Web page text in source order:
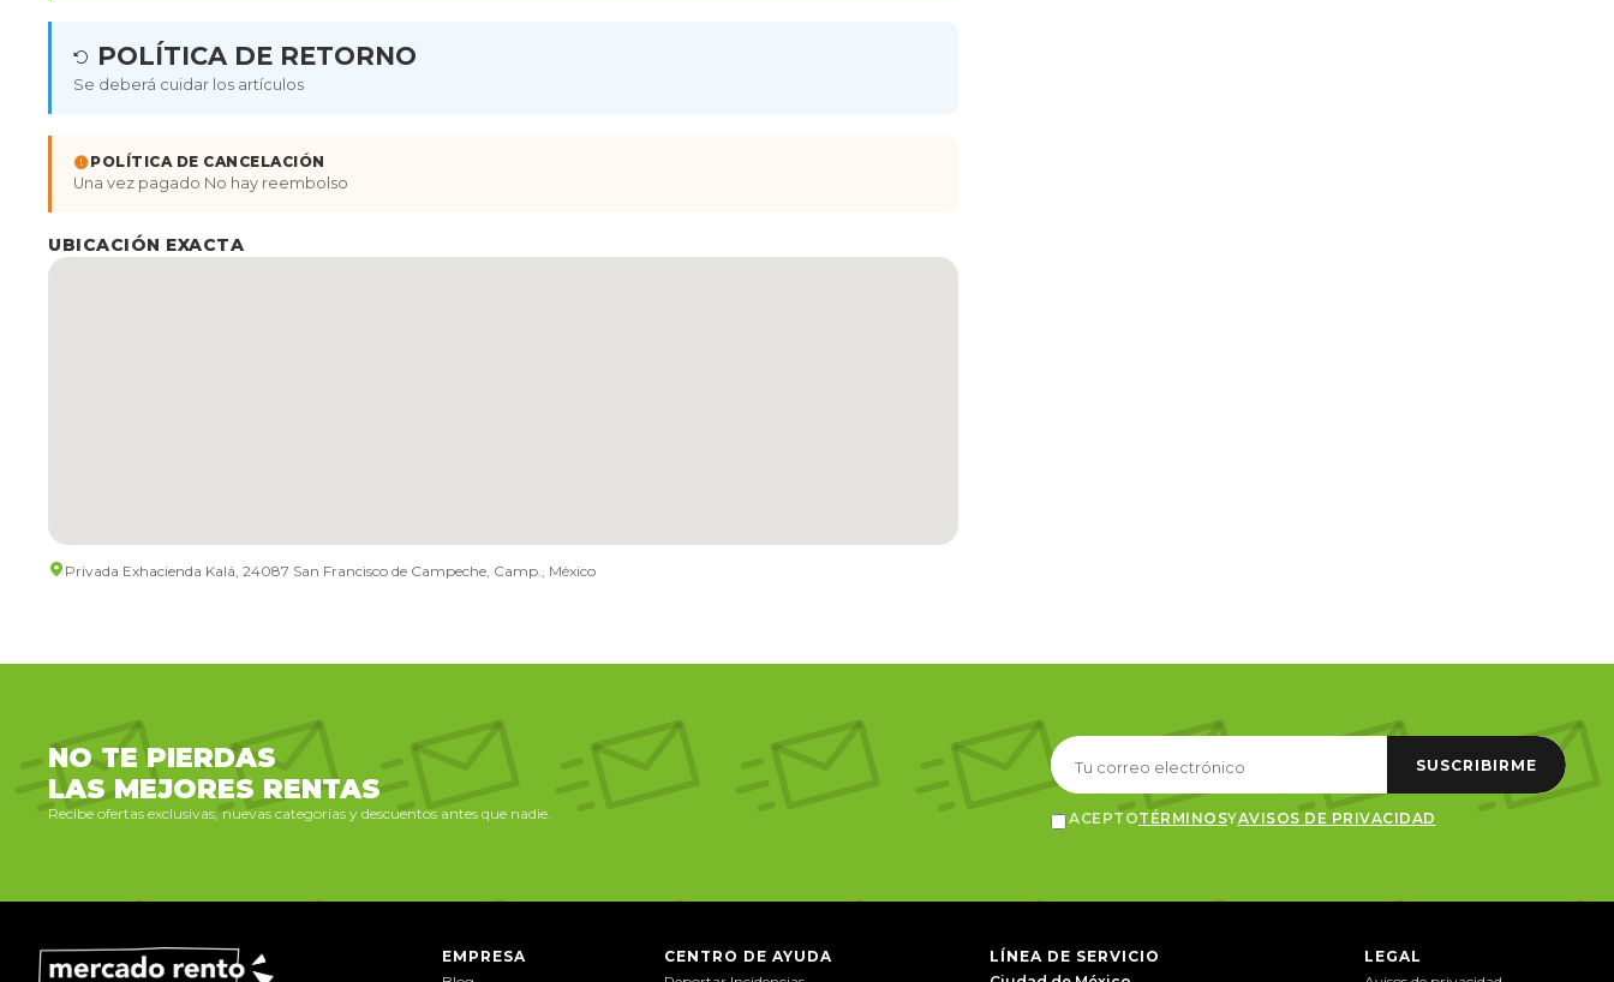
POLÍTICA DE RETORNO
Se deberá cuidar los artículos
POLÍTICA DE CANCELACIÓN
Una vez pagado No hay reembolso
UBICACIÓN EXACTA
Privada Exhacienda Kalá, 24087 San Francisco de Campeche, Camp., México
NO TE PIERDAS
LAS MEJORES RENTAS
Recibe ofertas exclusivas, nuevas categorías y descuentos antes que nadie.
SUSCRIBIRME
ACEPTOTÉRMINOSYAVISOS DE PRIVACIDAD
EMPRESA
CENTRO DE AYUDA
LÍNEA DE SERVICIO
LEGAL